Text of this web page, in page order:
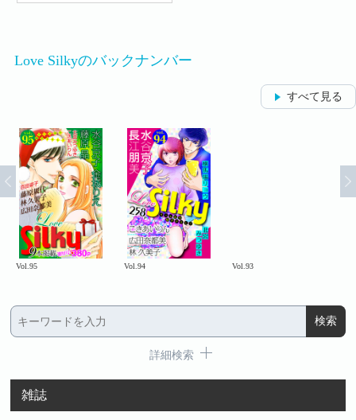
Love Silkyのバックナンバー
すべて見る
Vol.95 Vol.94 Vol.93
詳細検索
雑誌